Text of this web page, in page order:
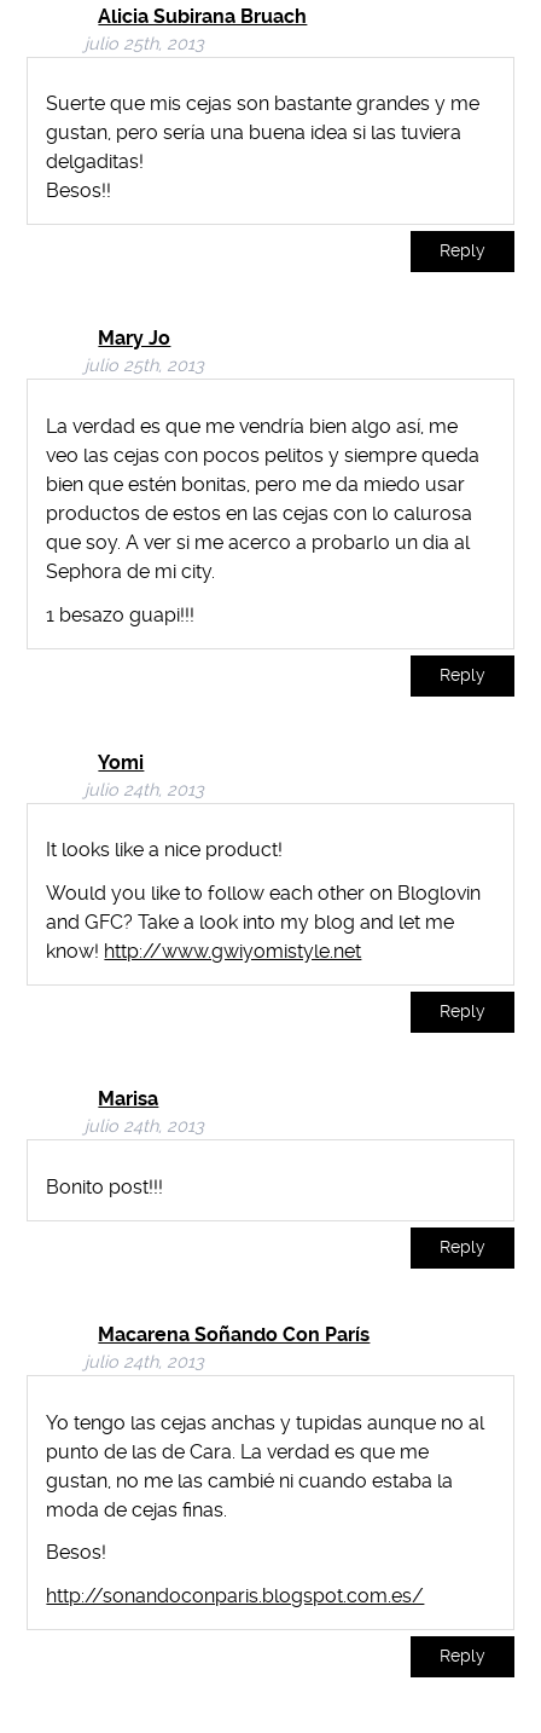
Alicia Subirana Bruach
julio 25th, 2013
Suerte que mis cejas son bastante grandes y me
gustan, pero sería una buena idea si las tuviera
delgaditas!
Besos!!
Reply
Mary Jo
julio 25th, 2013
La verdad es que me vendría bien algo así, me
veo las cejas con pocos pelitos y siempre queda
bien que estén bonitas, pero me da miedo usar
productos de estos en las cejas con lo calurosa
que soy. A ver si me acerco a probarlo un dia al
Sephora de mi city.
1 besazo guapi!!!
Reply
Yomi
julio 24th, 2013
It looks like a nice product!
Would you like to follow each other on Bloglovin
and GFC? Take a look into my blog and let me
know! http://www.gwiyomistyle.net
Reply
Marisa
julio 24th, 2013
Bonito post!!!
Reply
Macarena Soñando Con París
julio 24th, 2013
Yo tengo las cejas anchas y tupidas aunque no al
punto de las de Cara. La verdad es que me
gustan, no me las cambié ni cuando estaba la
moda de cejas finas.
Besos!
http://sonandoconparis.blogspot.com.es/
Reply